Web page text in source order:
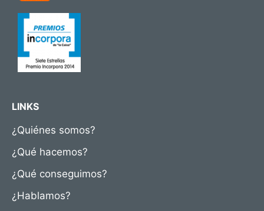
LINKS
¿Quiénes somos?
¿Qué hacemos?
¿Qué conseguimos?
¿Hablamos?